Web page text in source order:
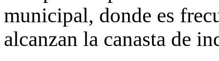
municipal, donde es
alcanzan la canasta de